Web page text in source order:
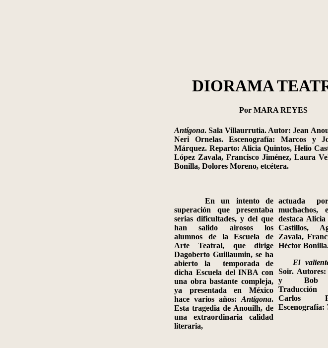
DIORAMA
Por MARA REYES
Antígona. Sala Villaurrutia. Autor: Jean
Neri Ornelas.Escenografía: Marcos y
Márquez. Reparto: Alicia Quintos, Helio
López Zavala, Francisco Jiménez, Laura
Bonilla, Dolores Moreno, etcétera.
En un intento de
superación que presentaba
serias dificultades, y del que
han salido airosos los
alumnos de la Escuela de
Arte Teatral, que dirige
Dagoberto Guillaumin, se ha
abierto la temporada de
dicha Escuela del INBA con
una obra bastante compleja,
ya presentada en México
hace varios años: Antígona.
Esta tragedia de Anouilh, de
una extraordinaria calidad
literaria,
actuada
muchachos,
destaca
Castillos,
Zavala,
Héctor
El
Soir. Autores:
y Bob
Carlos
Escenografía: